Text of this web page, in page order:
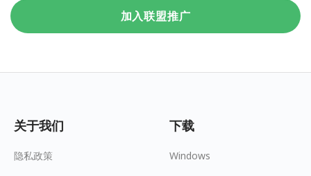
加入联盟推广
关于我们
隐私政策
下载
Windows